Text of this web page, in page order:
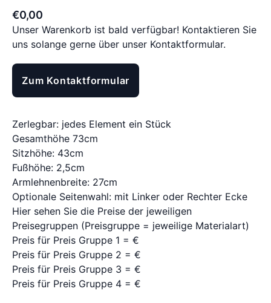
€0,00
Unser Warenkorb ist bald verfügbar! Kontaktieren Sie
uns solange gerne über unser Kontaktformular.
Zum Kontaktformular
Zerlegbar: jedes Element ein Stück
Gesamthöhe 73cm
Sitzhöhe: 43cm
Fußhöhe: 2,5cm
Armlehnenbreite: 27cm
Optionale Seitenwahl: mit Linker oder Rechter Ecke
Hier sehen Sie die Preise der jeweiligen
Preisegruppen (Preisgruppe = jeweilige Materialart)
Preis für Preis Gruppe 1 = €
Preis für Preis Gruppe 2 = €
Preis für Preis Gruppe 3 = €
Preis für Preis Gruppe 4 = €